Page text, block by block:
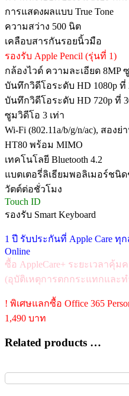
การแสดงผลแบบ True Tone
ความสว่าง 500 นิต
เคลือบสารกันรอยนิ้วมือ
รองรับ Apple Pencil (รุ่นที่ 1)
กล้องไวด์ ความละเอียด 8MP
บันทึกวิดีโอระดับ HD 1080p ที่
บันทึกวิดีโอระดับ HD 720p ที่
ซูมวิดีโอ 3 เท่า
Wi‑Fi (802.11a/b/g/n/ac), สอง
HT80 พร้อม MIMO
เทคโนโลยี Bluetooth 4.2
แบตเตอรี่ลิเธียมพอลิเมอร์ชนิ
วัตต์ต่อชั่วโมง
Touch ID
รองรับ Smart Keyboard
1 ปี รับประกันที่ Apple Care ทุ
Online
ซื้อ AppleCare+ ระยะเวลาคุ้ม
(อุบัติเหตุการตกกระแทกและ
! พิเศษแลกซื้อ Office 365
1,490 บาท
Related products …